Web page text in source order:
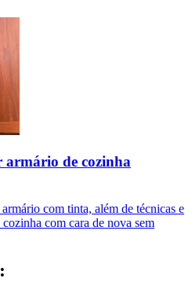
de cozinha
com tinta, além de técnicas e
com cara de nova sem